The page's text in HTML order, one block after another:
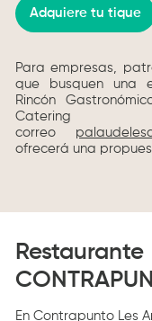
Adquiere tu tique
Para empresas,
que busquen una
Rincón
correo
ofrecerá una
Restaurante
En Contrapunto Les